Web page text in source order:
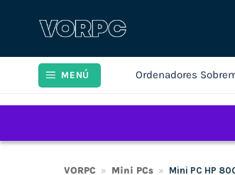
MENÚ Ordenadores
VORPC » Mini PCs » Mini PC HP